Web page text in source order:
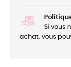
Si vous
achat, vous